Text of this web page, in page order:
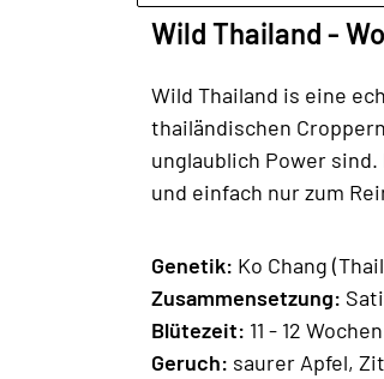
Wild Thailand -
Wild Thailand is eine
thailändischen
unglaublich Power
und einfach nur zum
Genetik: Ko Chang
Zusammensetzung:
Blütezeit: 11 - 12 Wochen
Geruch: saurer Apfel,